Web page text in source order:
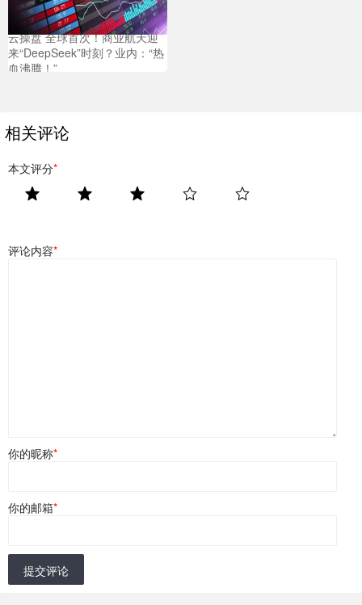
云操盘 全球首次！商业航天迎
来“DeepSeek”时刻？业内：“热
血沸腾！”
相关评论
本文评分*
评论内容*
你的昵称*
你的邮箱*
提交评论